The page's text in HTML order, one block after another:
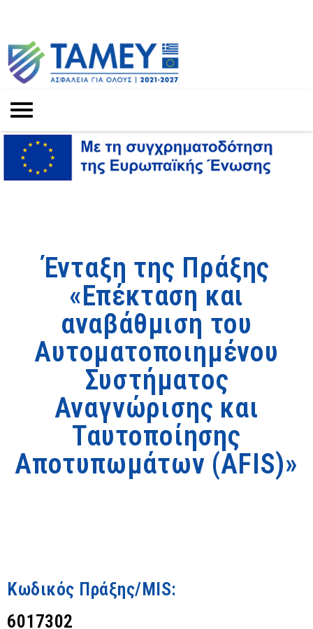
Ένταξη της Πράξης
«Επέκταση και
αναβάθμιση του
Αυτοματοποιημένου
Συστήματος
Αναγνώρισης και
Ταυτοποίησης
Αποτυπωμάτων (AFIS)»
Κωδικός Πράξης/MIS:
6017302